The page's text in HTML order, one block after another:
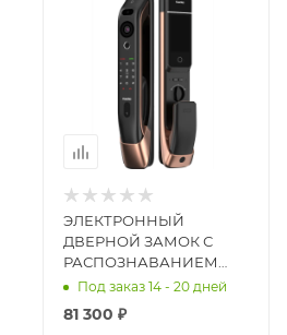
ЭЛЕКТРОННЫЙ
ДВЕРНОЙ ЗАМОК С
РАСПОЗНАВАНИЕМ
ЛИЦА KAADAS K20 PRO
Под заказ 14 - 20 дней
81 300 ₽